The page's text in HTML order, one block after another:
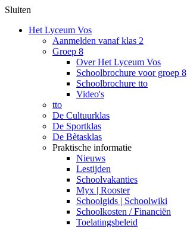
Sluiten
Het Lyceum Vos
Aanmelden vanaf klas 2
Groep 8
Over Het Lyceum Vos
Schoolbrochure voor groep 8
Schoolbrochure tto
Video's
tto
De Cultuurklas
De Sportklas
De Bètasklas
Praktische informatie
Nieuws
Lestijden
Schoolvakanties
Myx | Rooster
Schoolgids | Schoolwiki
Schoolkosten / Financiën
Toelatingsbeleid